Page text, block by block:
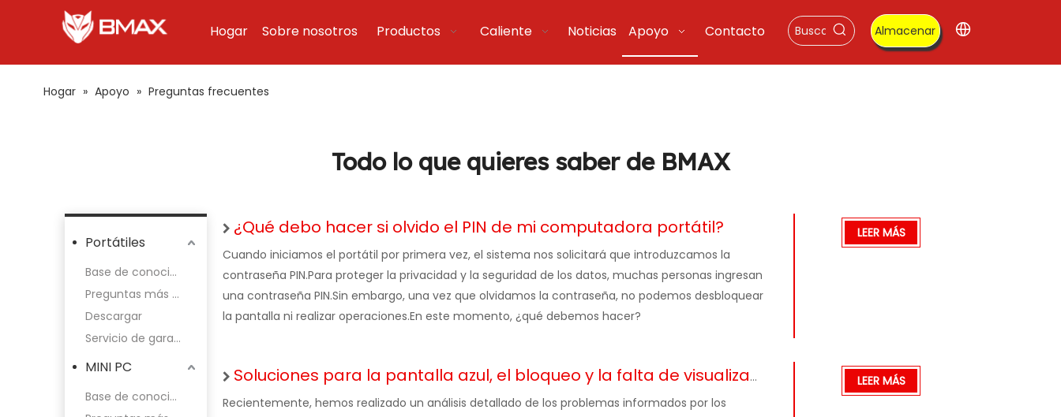
Hogar Sobre nosotros Productos Caliente Noticias Apoyo Contacto Almacenar
Hogar » Apoyo » Preguntas frecuentes
Todo lo que quieres saber de BMAX
Portátiles
Base de conocimientos y vídeos de funcionamiento
Preguntas más frecuentes
Descargar
Servicio de garantía
MINI PC
Base de conocimientos y vídeos de funcionamiento
¿Qué debo hacer si olvido el PIN de mi computadora portátil?
Cuando iniciamos el portátil por primera vez, el sistema nos solicitará que introduzcamos la
contraseña PIN.Para proteger la privacidad y la seguridad de los datos, muchas personas ingresan
una contraseña PIN.Sin embargo, una vez que olvidamos la contraseña, no podemos desbloquear
la pantalla ni realizar operaciones.En este momento, ¿qué debemos hacer?
LEER MÁS
Soluciones para la pantalla azul, el bloqueo y la falta de visualización de la Mini PC al iniciar por primera vez (aplicable a las series B8 Pro y B7)
Recientemente, hemos realizado un análisis detallado de los problemas informados por los
LEER MÁS